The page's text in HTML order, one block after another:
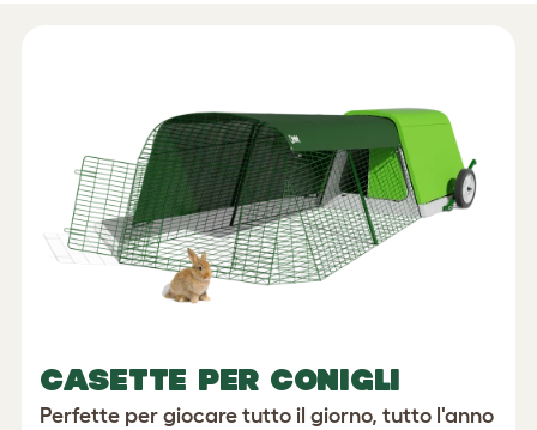
CASETTE PER CONIGLI
Perfette per giocare tutto il giorno, tutto l'anno